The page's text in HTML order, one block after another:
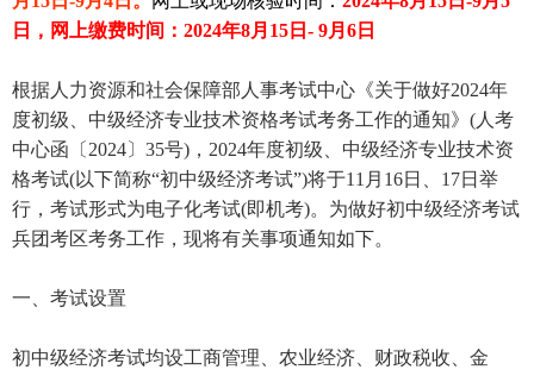
日， 网上缴费时间：2024年8月15日- 9月6日
根据人力资源和社会保障部人事考试中心《关于做好2024年
度初级、中级经济专业技术资格考试考务工作的通知》(人考
中心函〔2024〕35号)，2024年度初级、中级经济专业技术资
格考试(以下简称“初中级经济考试”)将于11月16日、17日举
行，考试形式为电子化考试(即机考)。为做好初中级经济考试
兵团考区考务工作，现将有关事项通知如下。
一、考试设置
初中级经济考试均设工商管理、农业经济、财政税收、金